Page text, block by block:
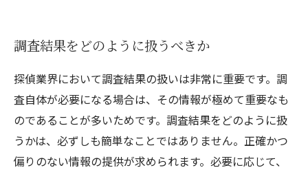
調査結果をどのように扱うべきか
探偵業界において調査結果の扱いは非常に重要です。調
査自体が必要になる場合は、その情報が極めて重要なも
のであることが多いためです。調査結果をどのように扱
うかは、必ずしも簡単なことではありません。正確かつ
偏りのない情報の提供が求められます。必要に応じて、